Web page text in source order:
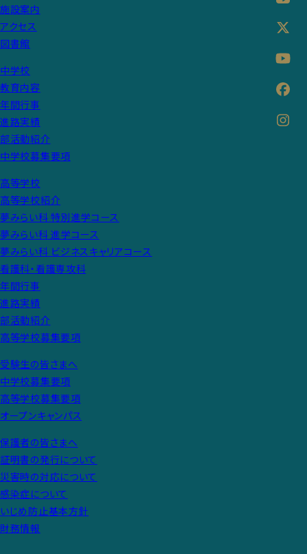
施設案内
アクセス
図書館
中学校
教育内容
年間行事
進路実績
部活動紹介
中学校募集要項
高等学校
高等学校紹介
夢みらい科 特別進学コース
夢みらい科 進学コース
夢みらい科 ビジネスキャリアコース
看護科・看護専攻科
年間行事
進路実績
部活動紹介
高等学校募集要項
受験生の皆さまへ
中学校募集要項
高等学校募集要項
オープンキャンパス
保護者の皆さまへ
証明書の発行について
災害時の対応について
感染症について
いじめ防止基本方針
財務情報